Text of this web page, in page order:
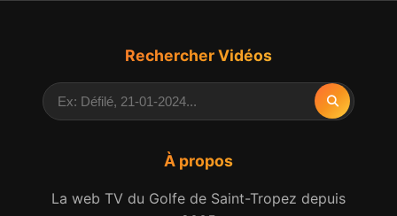
À propos
La web TV du Golfe de Saint-Tropez depuis
Rechercher Vidéos